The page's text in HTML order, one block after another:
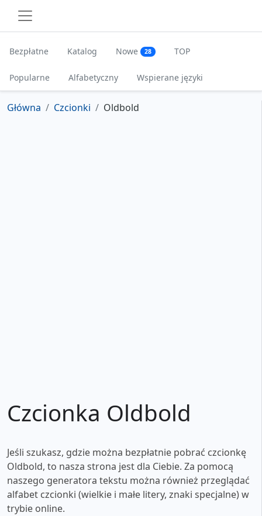
Bezpłatne Katalog Nowe 28 TOP
Popularne Alfabetyczny Wspierane języki
Główna Czcionki Oldbold
Czcionka Oldbold
Jeśli szukasz, gdzie można bezpłatnie pobrać czcionkę
Oldbold, to nasza strona jest dla Ciebie. Za pomocą
naszego generatora tekstu można również przeglądać
alfabet czcionki (wielkie i małe litery, znaki specjalne) w
trybie online.